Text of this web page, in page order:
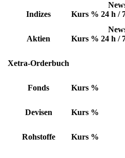
Indizes Kurs % 24 h /
Aktien Kurs % 24 h /
Xetra-Orderbuch
Fonds Kurs %
Devisen Kurs %
Rohstoffe Kurs %